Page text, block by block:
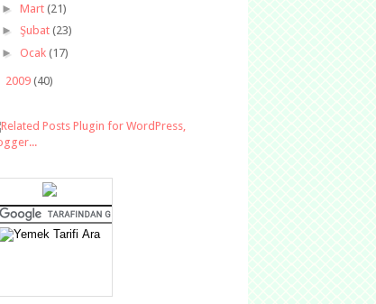
► Mart (21)
► Şubat (23)
► Ocak (17)
2009 (40)